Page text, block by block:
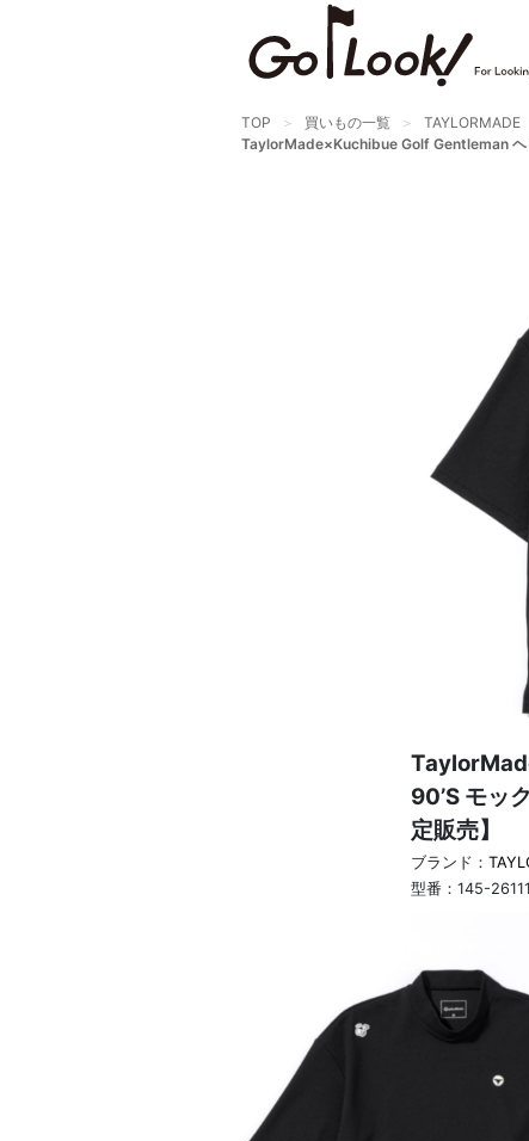
TOP 買いもの一覧
TAYLORMADE
TaylorMade×Kuchibue Golf Gentleman ヘ
90’S モッ
定販売】
ブランド：
型番： 145-